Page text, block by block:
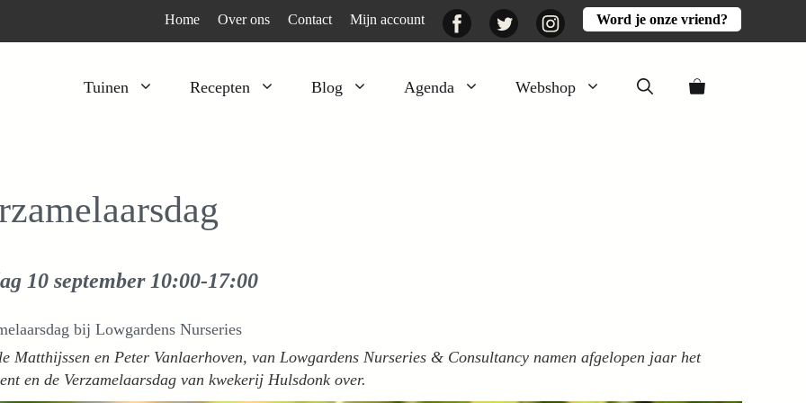
Home Over ons Contact Mijn account FacebookTwitter InstagramWord je onze vriend?
Tuinen Recepten Blog Agenda Webshop
Kruiden
Verfplanten
10 september 10:00-17:00
bij Lowgardens Nurseries
Matthijssen en Peter Vanlaerhoven, van Lowgardens Nurseries & Consultancy namen afgelopen jaar het
en de Verzamelaarsdag van kwekerij Hulsdonk over.